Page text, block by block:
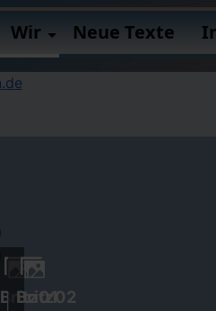
Wir Neue Texte
Britz01
Britz02